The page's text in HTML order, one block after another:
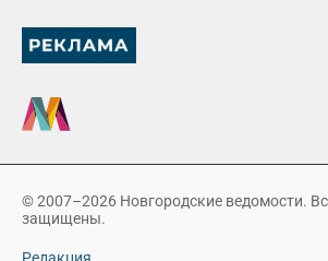
© 2007–2026 Новгородские ведомости.
защищены.